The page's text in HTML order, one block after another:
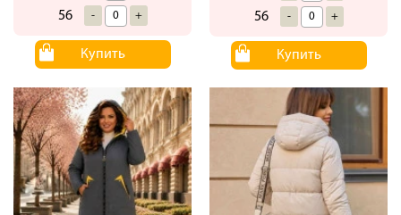
56 - +
Купить
56 - +
Купить